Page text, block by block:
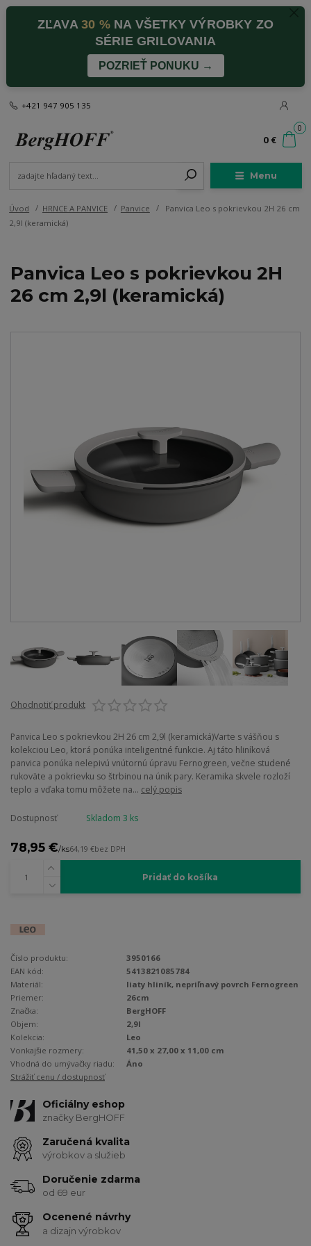
ZĽAVA30 %NA VŠETKY VÝROBKY ZO
SÉRIE GRILOVANIA
POZRIEŤ PONUKU →
Menu
+421 947 905 135
0
0 €
Úvod HRNCE A PANVICE Panvice
Panvica Leo s pokrievkou 2H 26 cm
2,9l (keramická)
Panvica Leo s pokrievkou 2H
26 cm 2,9l (keramická)
Ohodnotiť produkt
Panvica Leo s pokrievkou 2H 26 cm 2,9l (keramická)Varte s vášňou s
kolekciou Leo, ktorá ponúka inteligentné funkcie. Aj táto hliníková
panvica ponúka nelepivú vnútornú úpravu Fernogreen, večne studené
rukoväte a pokrievku so štrbinou na únik pary. Keramika skvele rozloží
teplo a vďaka tomu môžete na... celý popis
Dostupnosť Skladom 3 ks
78,95 €/ks64,19 €bez DPH
Pridať do košíka
Číslo produktu:
3950166
EAN kód:
5413821085784
Materiál:
liaty hliník, nepriľnavý povrch Fernogreen
Priemer:
26cm
Značka:
BergHOFF
Objem:
2,9l
Kolekcia:
Leo
Vonkajšie rozmery:
41,50 x 27,00 x 11,00 cm
Vhodná do umývačky riadu:
Áno
Strážiť cenu / dostupnosť
Oficiálny eshop
značky BergHOFF
Zaručená kvalita
výrobkov a služieb
Doručenie zdarma
od 69 eur
Ocenené návrhy
a dizajn výrobkov